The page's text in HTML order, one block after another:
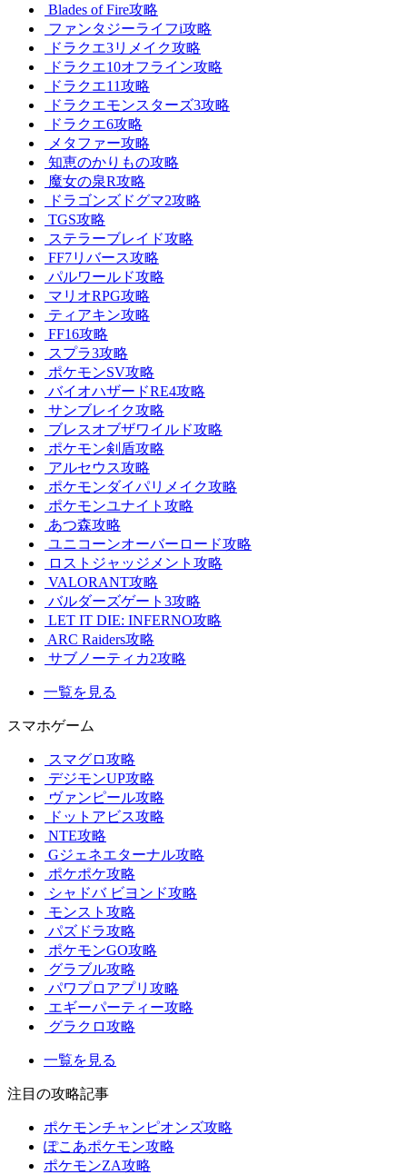
Blades of Fire攻略
ファンタジーライフi攻略
ドラクエ3リメイク攻略
ドラクエ10オフライン攻略
ドラクエ11攻略
ドラクエモンスターズ3攻略
ドラクエ6攻略
メタファー攻略
知恵のかりもの攻略
魔女の泉R攻略
ドラゴンズドグマ2攻略
TGS攻略
ステラーブレイド攻略
FF7リバース攻略
パルワールド攻略
マリオRPG攻略
ティアキン攻略
FF16攻略
スプラ3攻略
ポケモンSV攻略
バイオハザードRE4攻略
サンブレイク攻略
ブレスオブザワイルド攻略
ポケモン剣盾攻略
アルセウス攻略
ポケモンダイパリメイク攻略
ポケモンユナイト攻略
あつ森攻略
ユニコーンオーバーロード攻略
ロストジャッジメント攻略
VALORANT攻略
バルダーズゲート3攻略
LET IT DIE: INFERNO攻略
ARC Raiders攻略
サブノーティカ2攻略
一覧を見る
スマホゲーム
スマグロ攻略
デジモンUP攻略
ヴァンピール攻略
ドットアビス攻略
NTE攻略
Gジェネエターナル攻略
ポケポケ攻略
シャドバ ビヨンド攻略
モンスト攻略
パズドラ攻略
ポケモンGO攻略
グラブル攻略
パワプロアプリ攻略
エギーパーティー攻略
グラクロ攻略
一覧を見る
注目の攻略記事
ポケモンチャンピオンズ攻略
ぽこあポケモン攻略
ポケモンZA攻略